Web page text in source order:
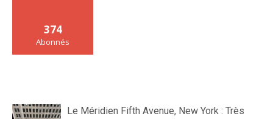
374
Abonnés
Le Méridien Fifth Avenue, New York : Très